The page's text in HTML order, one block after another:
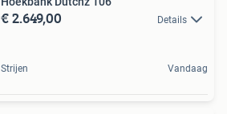
€ 2.649,00 Details
Strijen Vandaag